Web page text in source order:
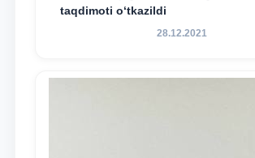
taqdimoti o‘tkazildi
28.12.2021